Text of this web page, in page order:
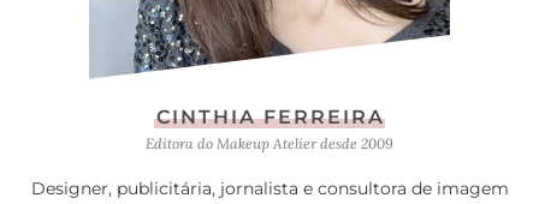
CINTHIA FERREIRA
Editora do Makeup Atelier desde 2009
Designer, publicitária, jornalista e consultora de imagem